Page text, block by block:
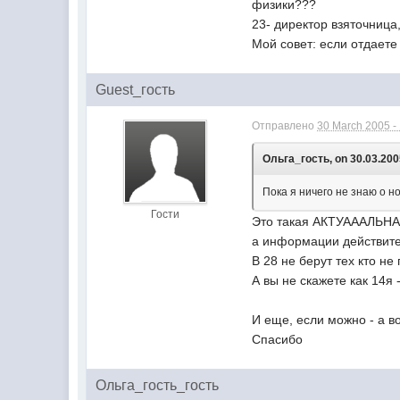
физики???
23- директор
Мой совет: если
Guest_гость
Гости
Отправлено30 March 2005 -
Ольга_гость, on
Пока я ничего не знаю о
Это такая
а информации
В 28 не берут тех кто
А вы не скажете как 14я
И еще, если можно - а
Спасибо
Ольга_гость_гость